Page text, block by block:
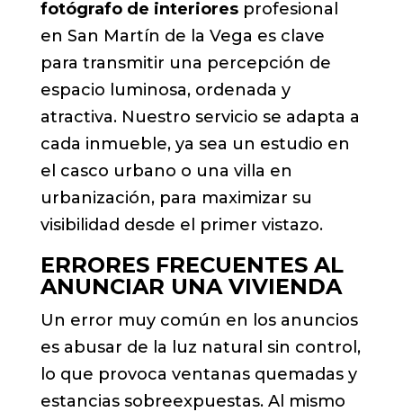
fotógrafo de interioresprofesional
en San Martín de la Vega es clave
para transmitir una percepción de
espacio luminosa, ordenada y
atractiva. Nuestro servicio se adapta a
cada inmueble, ya sea un estudio en
el casco urbano o una villa en
urbanización, para maximizar su
visibilidad desde el primer vistazo.
ERRORES FRECUENTES AL
ANUNCIAR UNA VIVIENDA
Un error muy común en los anuncios
es abusar de la luz natural sin control,
lo que provoca ventanas quemadas y
estancias sobreexpuestas. Al mismo